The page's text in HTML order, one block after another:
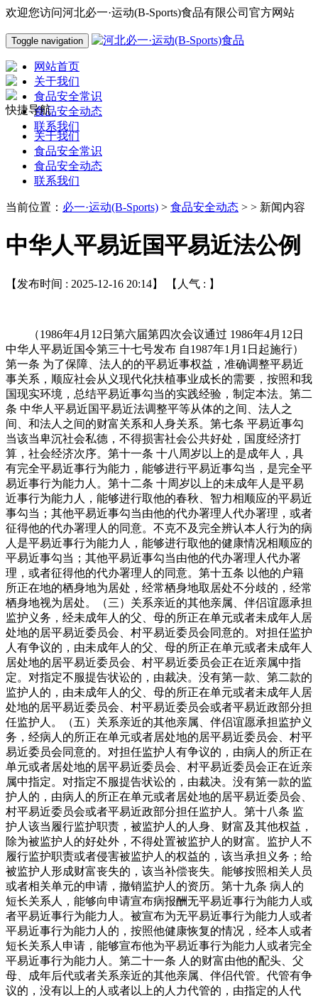
欢迎您访问河北必一·运动(B-Sports)食品有限公司官方网站
Toggle navigation
网站首页
关于我们
食品安全常识
食品安全动态
联系我们
快捷导航
关于我们
食品安全常识
食品安全动态
联系我们
当前位置： 必一·运动(B-Sports) > 食品安全动态 > > 新闻内容
中华人平易近国平易近法公例
【发布时间 : 2025-12-16 20:14】 【人气 : 】
（1986年4月12日第六届第四次会议通过 1986年4月12日
中华人平易近国令第三十七号发布 自1987年1月1日起施行）
第一条 为了保障、法人的的平易近事权益，准确调整平易近
事关系，顺应社会从义现代化扶植事业成长的需要，按照和我
国现实环境，总结平易近事勾当的实践经验，制定本法。第二
条 中华人平易近国平易近法调整平等从体的之间、法人之
间、和法人之间的财富关系和人身关系。第七条 平易近事勾
当该当卑沉社会私德，不得损害社会公共好处，国度经济打
算，社会经济次序。第十一条 十八周岁以上的是成年人，具
有完全平易近事行为能力，能够进行平易近事勾当，是完全平
易近事行为能力人。第十二条 十周岁以上的未成年人是平易
近事行为能力人，能够进行取他的春秋、智力相顺应的平易近
事勾当；其他平易近事勾当由他的代办署理人代办署理，或者
征得他的代办署理人的同意。不克不及完全辨认本人行为的病
人是平易近事行为能力人，能够进行取他的健康情况相顺应的
平易近事勾当；其他平易近事勾当由他的代办署理人代办署
理，或者征得他的代办署理人的同意。第十五条 以他的户籍
所正在地的栖身地为居处，经常栖身地取居处不分歧的，经常
栖身地视为居处。（三）关系亲近的其他亲属、伴侣谊愿承担
监护义务，经未成年人的父、母的所正在单元或者未成年人居
处地的居平易近委员会、村平易近委员会同意的。对担任监护
人有争议的，由未成年人的父、母的所正在单元或者未成年人
居处地的居平易近委员会、村平易近委员会正在近亲属中指
定。对指定不服提告状讼的，由裁决。没有第一款、第二款的
监护人的，由未成年人的父、母的所正在单元或者未成年人居
处地的居平易近委员会、村平易近委员会或者平易近政部分担
任监护人。（五）关系亲近的其他亲属、伴侣谊愿承担监护义
务，经病人的所正在单元或者居处地的居平易近委员会、村平
易近委员会同意的。对担任监护人有争议的，由病人的所正在
单元或者居处地的居平易近委员会、村平易近委员会正在近亲
属中指定。对指定不服提告状讼的，由裁决。没有第一款的监
护人的，由病人的所正在单元或者居处地的居平易近委员会、
村平易近委员会或者平易近政部分担任监护人。第十八条 监
护人该当履行监护职责，被监护人的人身、财富及其他权益，
除为被监护人的好处外，不得处置被监护人的财富。监护人不
履行监护职责或者侵害被监护人的权益的，该当承担义务；给
被监护人形成财富丧失的，该当补偿丧失。能够按照相关人员
或者相关单元的申请，撤销监护人的资历。第十九条 病人的
短长关系人，能够向申请宣布病报酬无平易近事行为能力人或
者平易近事行为能力人。被宣布为无平易近事行为能力人或者
平易近事行为能力人的，按照他健康恢复的情况，经本人或者
短长关系人申请，能够宣布他为平易近事行为能力人或者完全
平易近事行为能力人。第二十一条 人的财富由他的配头、父
母、成年后代或者关系亲近的其他亲属、伴侣代管。代管有争
议的，没有以上的人或者以上的人力代管的，由指定的人代